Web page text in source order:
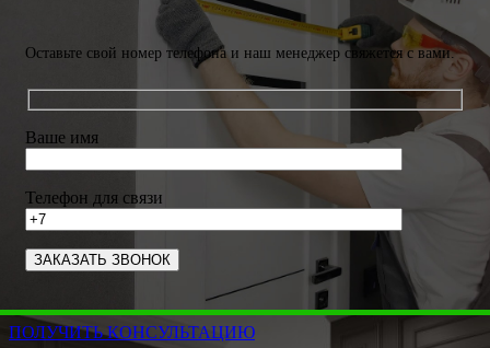
Оставьте свой номер телефона и наш менеджер свяжется с вами.
Ваше имя
Телефон для связи
ПОЛУЧИТЬ КОНСУЛЬТАЦИЮ